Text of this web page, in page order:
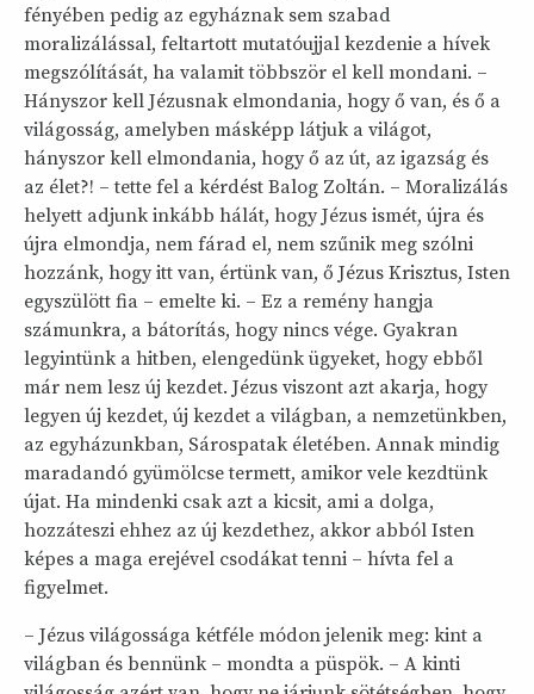
fényében pedig az egyháznak sem szabad
moralizálással, feltartott mutatóujjal kezdenie a hívek
megszólítását, ha valamit többször el kell mondani. –
Hányszor kell Jézusnak elmondania, hogy ő van, és ő a
világosság, amelyben másképp látjuk a világot,
hányszor kell elmondania, hogy ő az út, az igazság és
az élet?! – tette fel a kérdést Balog Zoltán. – Moralizálás
helyett adjunk inkább hálát, hogy Jézus ismét, újra és
újra elmondja, nem fárad el, nem szűnik meg szólni
hozzánk, hogy itt van, értünk van, ő Jézus Krisztus, Isten
egyszülött fia – emelte ki. – Ez a remény hangja
számunkra, a bátorítás, hogy nincs vége. Gyakran
legyintünk a hitben, elengedünk ügyeket, hogy ebből
már nem lesz új kezdet. Jézus viszont azt akarja, hogy
legyen új kezdet, új kezdet a világban, a nemzetünkben,
az egyházunkban, Sárospatak életében. Annak mindig
maradandó gyümölcse termett, amikor vele kezdtünk
újat. Ha mindenki csak azt a kicsit, ami a dolga,
hozzáteszi ehhez az új kezdethez, akkor abból Isten
képes a maga erejével csodákat tenni – hívta fel a
figyelmet.
– Jézus világossága kétféle módon jelenik meg: kint a
világban és bennünk – mondta a püspök. – A kinti